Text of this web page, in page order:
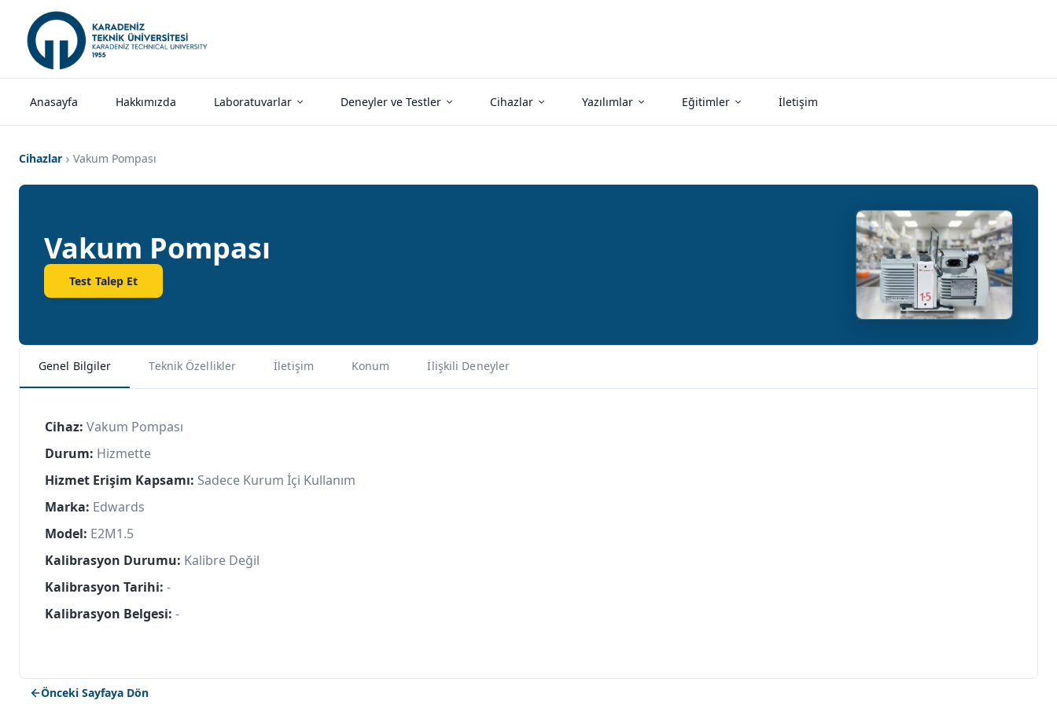
Anasayfa Hakkımızda Laboratuvarlar Deneyler ve Testler Cihazlar Yazılımlar Eğitimler İletişim
Cihazlar Vakum Pompası
Vakum Pompası
Test Talep Et
Genel Bilgiler Teknik Özellikler İletişim Konum İlişkili Deneyler
Cihaz: Vakum Pompası
Durum: Hizmette
Hizmet Erişim Kapsamı: Sadece Kurum İçi Kullanım
Marka: Edwards
Model: E2M1.5
Kalibrasyon Durumu: Kalibre Değil
Kalibrasyon Tarihi: -
Kalibrasyon Belgesi: -
Önceki Sayfaya Dön